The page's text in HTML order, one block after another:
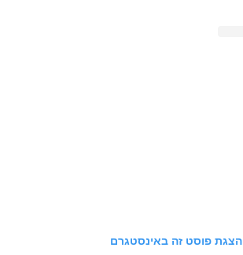
הצגת פוסט זה באינסטגרם